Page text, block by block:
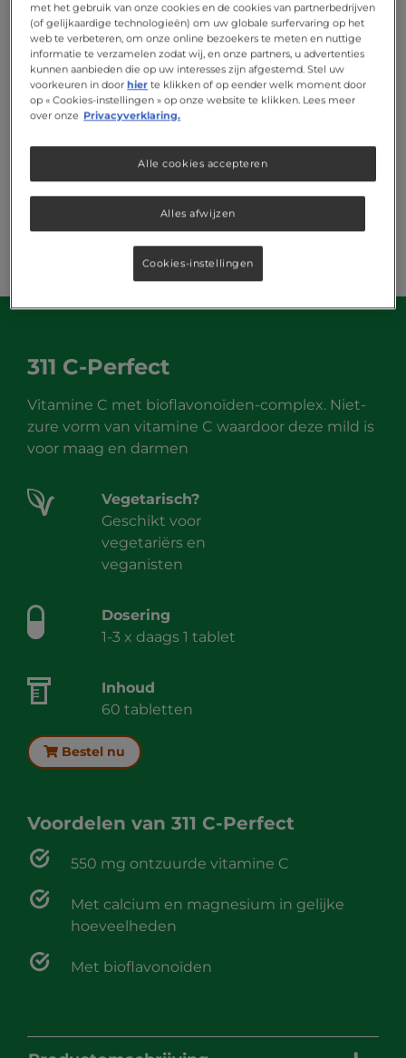
311 C-Perfect
Vitamine C met bioflavonoïden-complex. Niet-
zure vorm van vitamine C waardoor deze mild is
voor maag en darmen
Vegetarisch?
Geschikt voor
vegetariërs en
veganisten
Dosering
1-3 x daags 1 tablet
Inhoud
60 tabletten
Bestel nu
Voordelen van 311 C-Perfect
550 mg ontzuurde vitamine C
Met calcium en magnesium in gelijke
hoeveelheden
Met bioflavonoïden
met het gebruik van onze cookies en de cookies van partnerbedrijven
(of gelijkaardige technologieën) om uw globale surfervaring op het
web te verbeteren, om onze online bezoekers te meten en nuttige
informatie te verzamelen zodat wij, en onze partners, u advertenties
kunnen aanbieden die op uw interesses zijn afgestemd. Stel uw
voorkeuren in doorhier te klikken of op eender welk moment door
op « Cookies-instellingen » op onze website te klikken. Lees meer
over onze Privacyverklaring.
Alles afwijzen
Alle cookies accepteren
Cookies-instellingen